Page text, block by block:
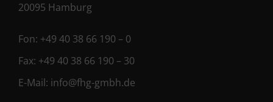
20095 Hamburg
Fon: +49 40 38 66 190 – 0
Fax: +49 40 38 66 190 – 30
E-Mail: info@fhg-gmbh.de